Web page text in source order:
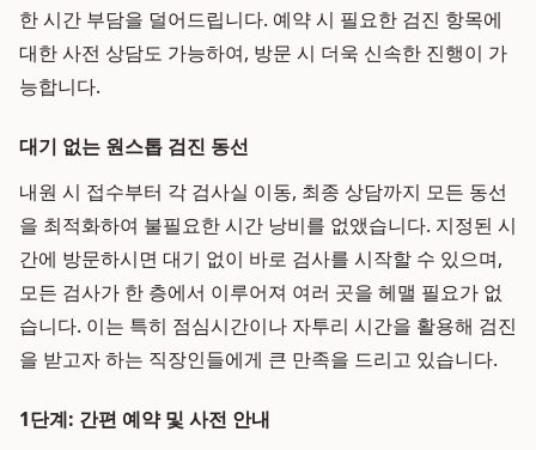
한 시간 부담을 덜어드립니다. 예약 시 필요한 검진 항목에
대한 사전 상담도 가능하여, 방문 시 더욱 신속한 진행이 가
능합니다.
대기 없는 원스톱 검진 동선
내원 시 접수부터 각 검사실 이동, 최종 상담까지 모든 동선
을 최적화하여 불필요한 시간 낭비를 없앴습니다. 지정된 시
간에 방문하시면 대기 없이 바로 검사를 시작할 수 있으며,
모든 검사가 한 층에서 이루어져 여러 곳을 헤맬 필요가 없
습니다. 이는 특히 점심시간이나 자투리 시간을 활용해 검진
을 받고자 하는 직장인들에게 큰 만족을 드리고 있습니다.
1단계: 간편 예약 및 사전 안내